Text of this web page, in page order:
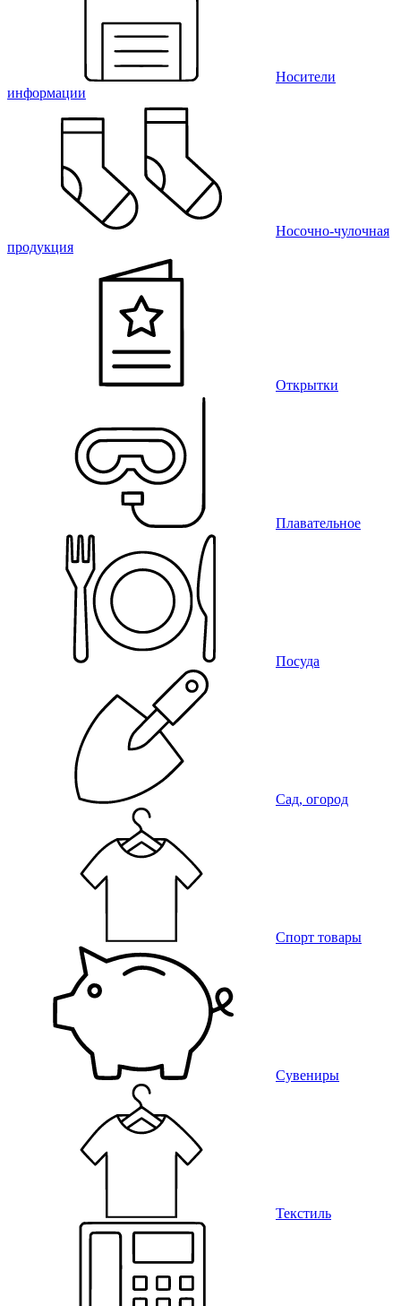
Носители
информации
Носочно-чулочная
продукция
Открытки
Плавательное
Посуда
Сад, огород
Спорт товары
Сувениры
Текстиль